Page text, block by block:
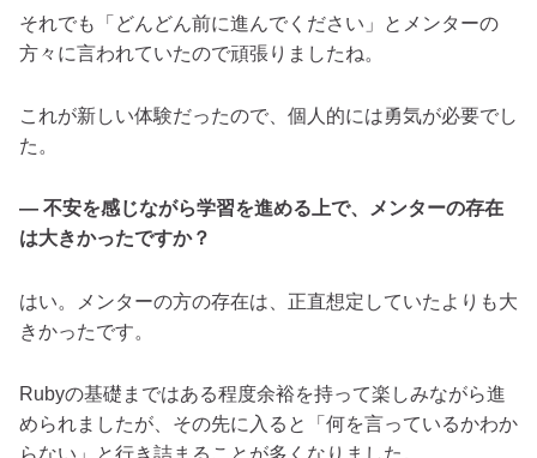
それでも「どんどん前に進んでください」とメンターの
方々に言われていたので頑張りましたね。
これが新しい体験だったので、個人的には勇気が必要でし
た。
— 不安を感じながら学習を進める上で、メンターの存在
は大きかったですか？
はい。メンターの方の存在は、正直想定していたよりも大
きかったです。
Rubyの基礎まではある程度余裕を持って楽しみながら進
められましたが、その先に入ると「何を言っているかわか
らない」と行き詰まることが多くなりました。